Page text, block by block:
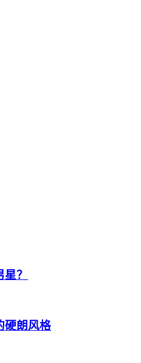
？
硬朗风格